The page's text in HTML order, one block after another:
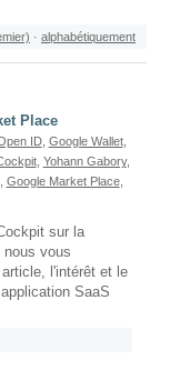
· alphabétiquement
Place
ID, Google Wallet,
, Yohann Gabory,
Google Market Place,
sur la
vous
article, l'intérêt et le
SaaS